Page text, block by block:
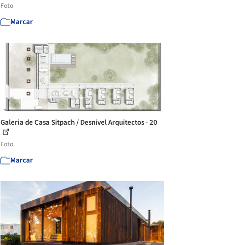
Foto
Marcar
Galeria de Casa Sitpach / Desnivel Arquitectos - 20
Foto
Marcar